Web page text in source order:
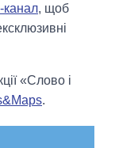
канал, щоб
«Слово і
.